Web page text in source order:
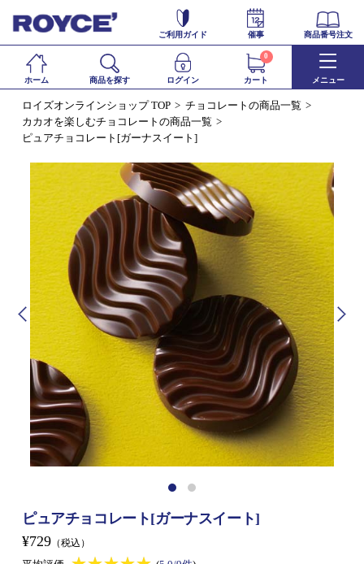
ご利用ガイド 催事 商品番号注文
ホーム 商品を探す ログイン カート
0
メニュー
ロイズオンラインショップ TOP
チョコレートの商品一覧
カカオを楽しむチョコレートの商品一覧
ピュアチョコレート[ガーナスイート]
ピュアチョコレート[ガーナスイート]
¥729 （税込）